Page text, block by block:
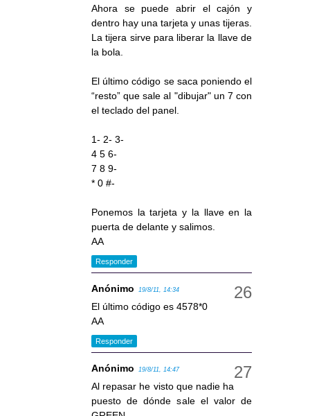
Ahora se puede abrir el cajón y
dentro hay una tarjeta y unas tijeras.
La tijera sirve para liberar la llave de
la bola.
El último código se saca poniendo el
“resto” que sale al "dibujar" un 7 con
el teclado del panel.
1- 2- 3-
4 5 6-
7 8 9-
* 0 #-
Ponemos la tarjeta y la llave en la
puerta de delante y salimos.
AA
Responder
Anónimo 19/8/11, 14:34
El último código es 4578*0
AA
Responder
Anónimo 19/8/11, 14:47
Al repasar he visto que nadie ha
puesto de dónde sale el valor de